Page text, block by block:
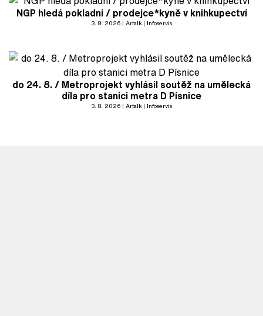
NGP hledá pokladní / prodejce*kyně v knihkupectví
3. 8. 2026 Artalk Infoservis
do 24. 8. / Metroprojekt vyhlásil soutěž na umělecká
díla pro stanici metra D Písnice
3. 8. 2026 Artalk Infoservis